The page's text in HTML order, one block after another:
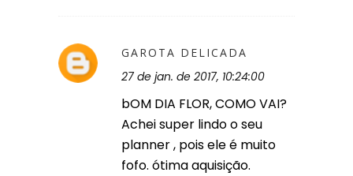
GAROTA DELICADA
27 de jan. de 2017, 10:24:00
bOM DIA FLOR, COMO VAI?
Achei super lindo o seu
planner , pois ele é muito
fofo. ótima aquisição.